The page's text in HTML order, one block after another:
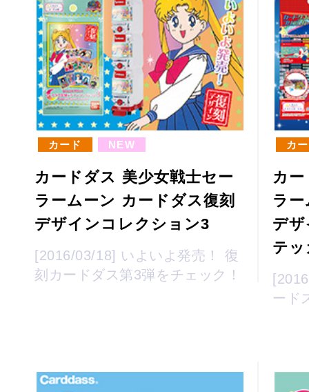
カード NEW
カードダス 美少女戦士セー
ラームーン カードダス復刻
デザインコレクション3
[2016/03/18] いよいよ発売！ 復
刻カードダス第3弾をチェック！
カ
カ
ラ
デ
テ
ード